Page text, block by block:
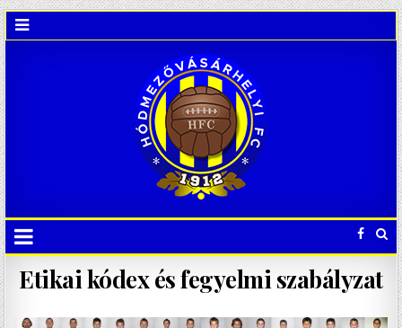
Etikai kódex és fegyelmi szabályzat